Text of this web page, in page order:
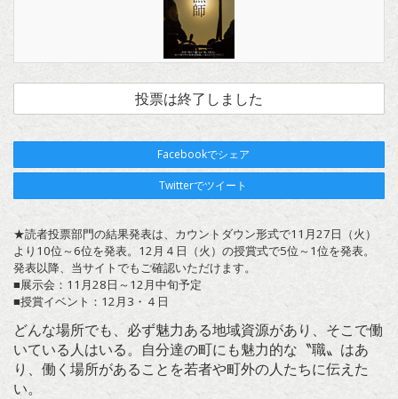
投票は終了しました
Facebookでシェア
Twitterでツイート
★読者投票部門の結果発表は、カウントダウン形式で11月27日（火）
より10位～6位を発表。12月４日（火）の授賞式で5位～1位を発表。
発表以降、当サイトでもご確認いただけます。
■展示会：11月28日～12月中旬予定
■授賞イベント：12月3・４日
どんな場所でも、必ず魅力ある地域資源があり、そこで働
いている人はいる。自分達の町にも魅力的な〝職〟はあ
り、働く場所があることを若者や町外の人たちに伝えた
い。